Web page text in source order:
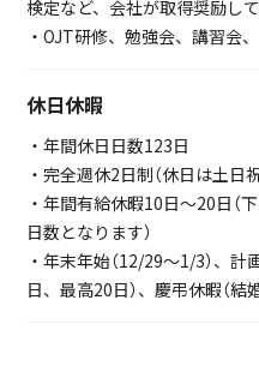
検定など、会社が取得奨励して
・OJT研修、勉強会、講習会
休日休暇
・年間休日日数123日
・完全週休2日制（休日は土日祝
・年間有給休暇10日～20日（
日数となります）
・年末年始（12/29～1/3）、
日、最高20日）、慶弔休暇（